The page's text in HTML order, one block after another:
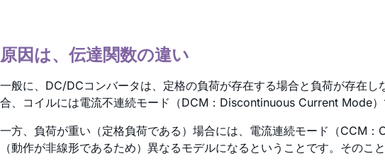
原因は、伝達関数の違い
一般に、DC/DCコンバータは、定格の負荷が存在する場合と負荷が存在
合、コイルには電流不連続モード（DCM：Discontinuous Current Mode）
一方、負荷が重い（定格負荷である）場合には、電流連続モード（CCM
（動作が非線形であるため）異なるモデルになるということです。その